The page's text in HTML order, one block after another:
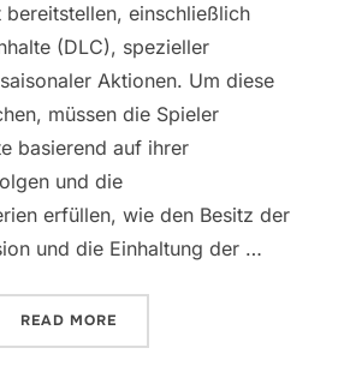
bereitstellen, einschließlich
(DLC), spezieller
Aktionen. Um diese
müssen die Spieler
basierend auf ihrer
und die
erfüllen, wie den Besitz der
und die Einhaltung der …
READ MORE